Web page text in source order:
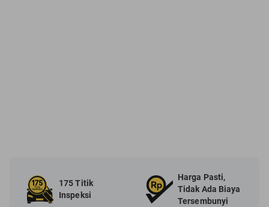
175 Titik
Inspeksi
Harga Pasti,
Tidak Ada Biaya
Tersembunyi